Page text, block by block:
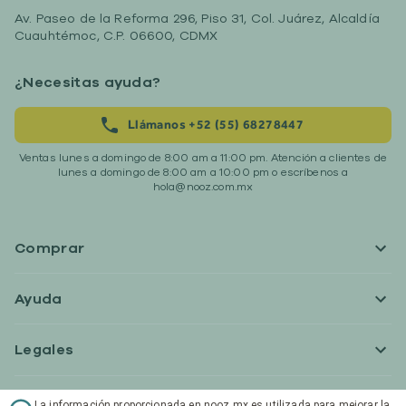
Sears Insurgentes
Sears Centro Historico
Ave. Juárez no. 14 Col.
Centro Histórico...
Av. Paseo de la Reforma 296, Piso 31, Col. Juárez, Alcaldía
Cuauhtémoc, C.P. 06600, CDMX
¿Necesitas ayuda?
Llámanos +52 (55) 68278447
Ventas lunes a domingo de 8:00 am a 11:00 pm. Atención a clientes de
lunes a domingo de 8:00 am a 10:00 pm o escríbenos a
hola@nooz.com.mx
Comprar
Ayuda
Legales
Nooz ® 2026 • Todos los precios en nooz.mx son en